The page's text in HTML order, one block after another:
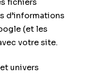
d’informations
(et les
votre site.
univers